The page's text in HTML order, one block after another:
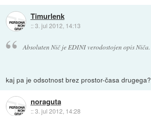
Timurlenk
::3. jul 2012, 14:13
Absoluten Nič je EDINI verodostojen opis Niča.
kaj pa je odsotnost brez prostor-časa drugega?
noraguta
::3. jul 2012, 14:28